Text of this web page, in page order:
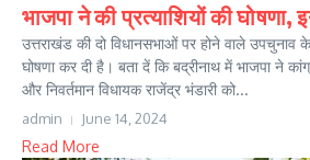
भाजपा ने की प्रत्याशियों की घोषणा,
उत्तराखंड की दो विधानसभाओं पर होने वाले उपचुनाव के
घोषणा कर दी है। बता दें कि बद्रीनाथ में भाजपा ने
और निवर्तमान विधायक राजेंद्र भंडारी को...
admin June 14, 2024
Read More